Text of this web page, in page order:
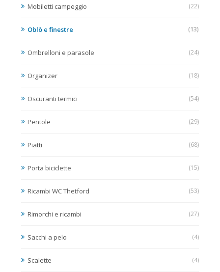
Mobiletti campeggio (22)
Oblò e finestre (13)
Ombrelloni e parasole (24)
Organizer (18)
Oscuranti termici (54)
Pentole (29)
Piatti (68)
Porta biciclette (15)
Ricambi WC Thetford (53)
Rimorchi e ricambi (27)
Sacchi a pelo (4)
Scalette (4)